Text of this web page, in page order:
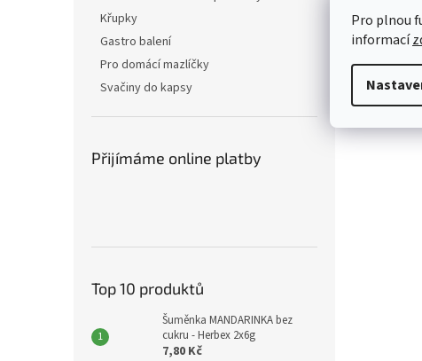
Pro plnou
informací
Křupky
Gastro balení
Pro domácí mazlíčky
Svačiny do kapsy
Přijímáme online platby
Top 10 produktů
Šuměnka MANDARINKA bez
cukru - Herbex 2x6g
7,80 Kč